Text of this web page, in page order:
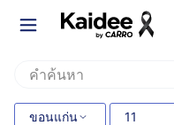
ขอนแก่น 11